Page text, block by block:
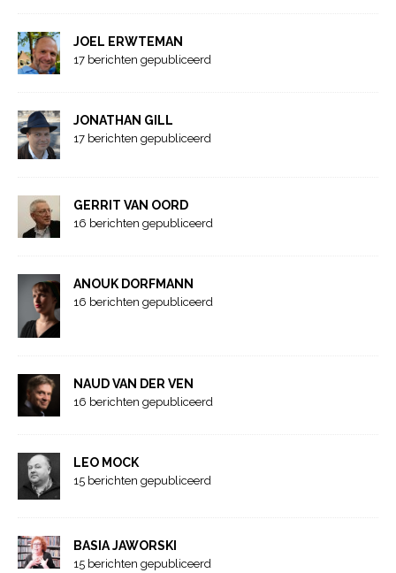
JOEL ERWTEMAN
17 berichten gepubliceerd
JONATHAN GILL
17 berichten gepubliceerd
GERRIT VAN OORD
16 berichten gepubliceerd
ANOUK DORFMANN
16 berichten gepubliceerd
NAUD VAN DER VEN
16 berichten gepubliceerd
LEO MOCK
15 berichten gepubliceerd
BASIA JAWORSKI
15 berichten gepubliceerd